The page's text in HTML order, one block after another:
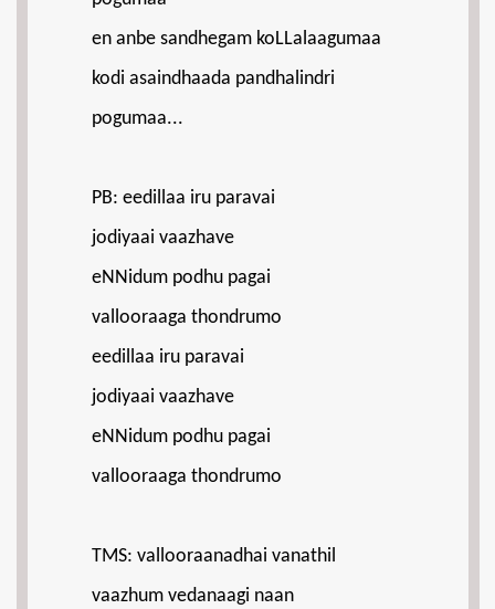
en anbe sandhegam koLLalaagumaa
kodi asaindhaada pandhalindri
pogumaa...
PB: eedillaa iru paravai
jodiyaai vaazhave
eNNidum podhu pagai
vallooraaga thondrumo
eedillaa iru paravai
jodiyaai vaazhave
eNNidum podhu pagai
vallooraaga thondrumo
TMS: vallooraanadhai vanathil
vaazhum vedanaagi naan